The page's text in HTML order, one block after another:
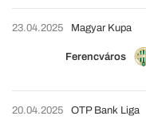
23.04.2025
Ferencváros
Magyar Kupa
20.04.2025 OTP Bank Liga